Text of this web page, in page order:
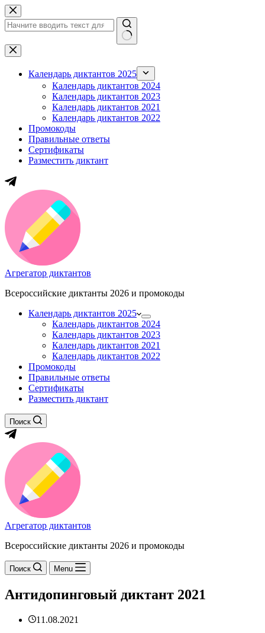
Перейти
к
сути
Ничего
не
найденоКалендарь диктантов 2025
Календарь диктантов 2024
Календарь диктантов 2023
Календарь диктантов 2021
Календарь диктантов 2022
Промокоды
Правильные ответы
Сертификаты
Разместить диктант
Агрегатор диктантов
Всероссийские диктанты 2026 и промокоды
Календарь диктантов 2025
Календарь диктантов 2024
Календарь диктантов 2023
Календарь диктантов 2021
Календарь диктантов 2022
Промокоды
Правильные ответы
Сертификаты
Разместить диктант
Поиск
Агрегатор диктантов
Всероссийские диктанты 2026 и промокоды
Поиск Menu
Антидопинговый диктант 2021
11.08.2021